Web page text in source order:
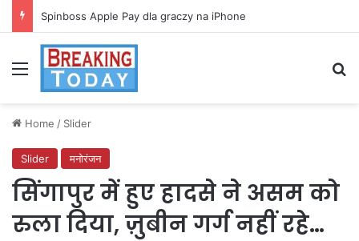
Spinboss Apple Pay dla graczy na iPhone
Menu
Home / Slider
Slider मनोरंजन
सिंगापुर में हुए हादसे ने असम को
रुला दिया, ज़ुबीन गर्ग नहीं रहे…